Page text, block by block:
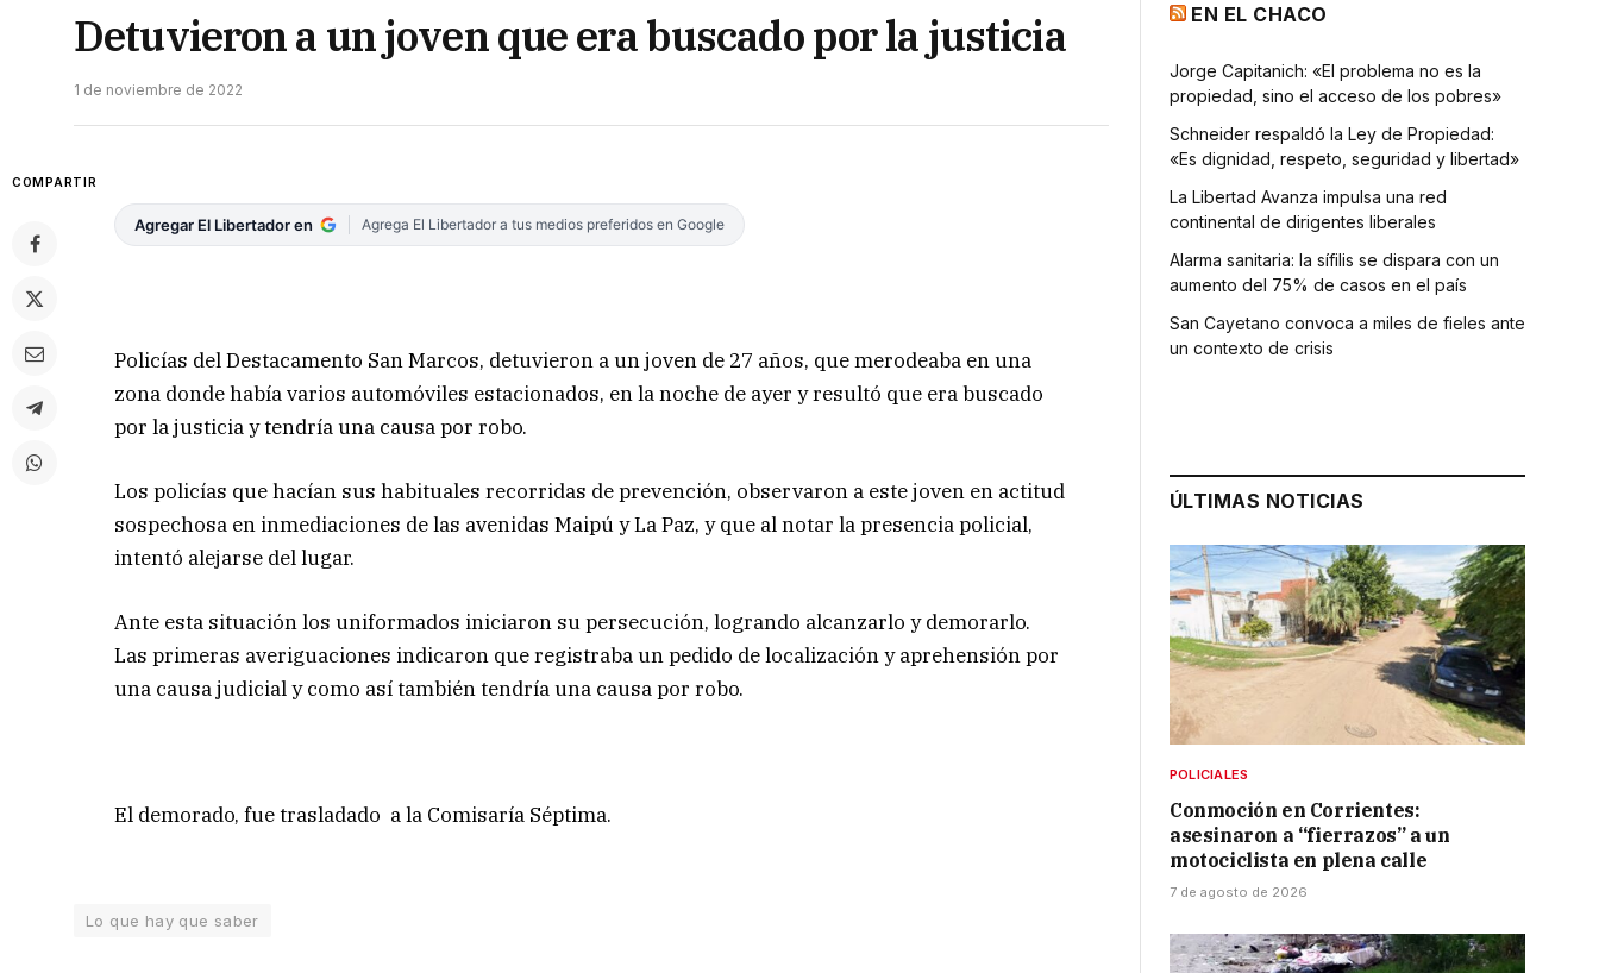
Detuvieron a un joven que era buscado por la justicia
1 de noviembre de 2022
COMPARTIR
Agregar El Libertador en Agrega El Libertador a tus medios preferidos en Google
Policías del Destacamento San Marcos, detuvieron a un joven de 27 años, que merodeaba en una
zona donde había varios automóviles estacionados, en la noche de ayer y resultó que era buscado
por la justicia y tendría una causa por robo.
Los policías que hacían sus habituales recorridas de prevención, observaron a este joven en actitud
sospechosa en inmediaciones de las avenidas Maipú y La Paz, y que al notar la presencia policial,
intentó alejarse del lugar.
Ante esta situación los uniformados iniciaron su persecución, logrando alcanzarlo y demorarlo.
Las primeras averiguaciones indicaron que registraba un pedido de localización y aprehensión por
una causa judicial y como así también tendría una causa por robo.
El demorado, fue trasladado a la Comisaría Séptima.
Lo que hay que saber
EN EL CHACO
Jorge Capitanich: «El problema no es la
propiedad, sino el acceso de los pobres»
Schneider respaldó la Ley de Propiedad:
«Es dignidad, respeto, seguridad y libertad»
La Libertad Avanza impulsa una red
continental de dirigentes liberales
Alarma sanitaria: la sífilis se dispara con un
aumento del 75% de casos en el país
San Cayetano convoca a miles de fieles ante
un contexto de crisis
ÚLTIMAS NOTICIAS
POLICIALES
Conmoción en Corrientes:
asesinaron a “fierrazos” a un
motociclista en plena calle
7 de agosto de 2026